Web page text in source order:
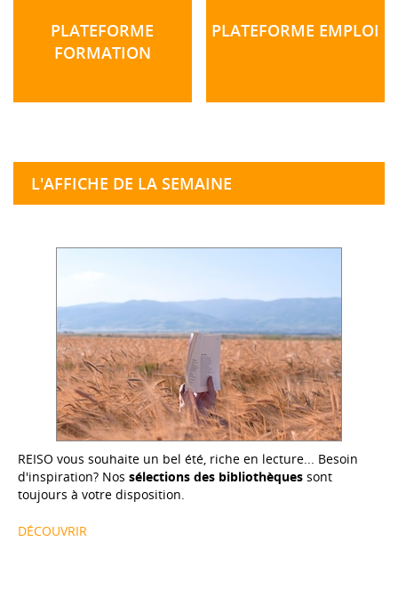
PLATEFORME
FORMATION
PLATEFORME EMPLOI
L'AFFICHE DE LA SEMAINE
REISO vous souhaite un bel été, riche en lecture... Besoin
d'inspiration? Nos sélections des bibliothèques sont
toujours à votre disposition.
DÉCOUVRIR